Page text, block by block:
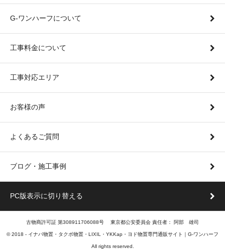
G-ワンハーフについて
工事料金について
工事対応エリア
お客様の声
よくあるご質問
ブログ・施工事例
PC版表示に切り替える
古物商許可証 第308911706088号 東京都公安委員会 責任者： 阿部 雄司
© 2018 - イナバ物置・タクボ物置・LIXIL・YKKap・ヨド物置専門通販サイト｜G-ワンハーフ
All rights reserved.